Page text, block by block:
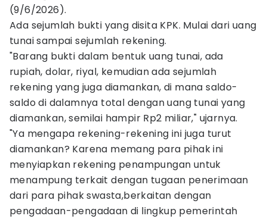
(9/6/2026).
Ada sejumlah bukti yang disita KPK. Mulai dari uang
tunai sampai sejumlah rekening.
"Barang bukti dalam bentuk uang tunai, ada
rupiah, dolar, riyal, kemudian ada sejumlah
rekening yang juga diamankan, di mana saldo-
saldo di dalamnya total dengan uang tunai yang
diamankan, semilai hampir Rp2 miliar," ujarnya.
"Ya mengapa rekening-rekening ini juga turut
diamankan? Karena memang para pihak ini
menyiapkan rekening penampungan untuk
menampung terkait dengan tugaan penerimaan
dari para pihak swasta,berkaitan dengan
pengadaan-pengadaan di lingkup pemerintah